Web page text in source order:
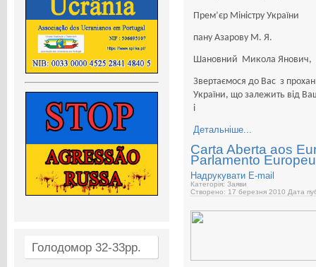
Голодомор 32-33рр.
Прем’єр Міністру України
пану Азарову М. Я.
Шановний Микола Янович,
Звертаємося до Вас з
України, що залежить від
і
Детальніше...
Carta Aberta aos
Parlamento Europeu
Надрукувати E-mail
Категорія: Заяви
Створено: 17 березня 2010 Дата